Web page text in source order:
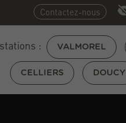
Contactez-nous
: VALMOREL
CELLIERS DOUCY